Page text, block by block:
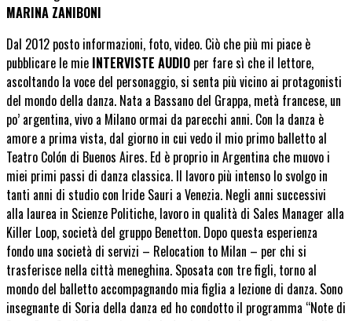
MARINA ZANIBONI
Dal 2012 posto informazioni, foto, video. Ciò che più mi piace è
pubblicare le mie INTERVISTE AUDIO per fare sì che il lettore,
ascoltando la voce del personaggio, si senta più vicino ai protagonisti
del mondo della danza. Nata a Bassano del Grappa, metà francese, un
po’ argentina, vivo a Milano ormai da parecchi anni. Con la danza è
amore a prima vista, dal giorno in cui vedo il mio primo balletto al
Teatro Colón di Buenos Aires. Ed è proprio in Argentina che muovo i
miei primi passi di danza classica. Il lavoro più intenso lo svolgo in
tanti anni di studio con Iride Sauri a Venezia. Negli anni successivi
alla laurea in Scienze Politiche, lavoro in qualità di Sales Manager alla
Killer Loop, società del gruppo Benetton. Dopo questa esperienza
fondo una società di servizi – Relocation to Milan – per chi si
trasferisce nella città meneghina. Sposata con tre figli, torno al
mondo del balletto accompagnando mia figlia a lezione di danza. Sono
insegnante di Soria della danza ed ho condotto il programma “Note di